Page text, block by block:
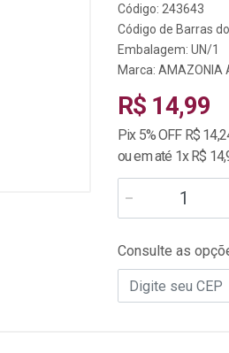
Código: 243643
Código de Barras
Embalagem: UN/1
Marca: AMAZONIA
R$ 14,99
Pix 5% OFF R$
ou em até 1x R$
Consulte as